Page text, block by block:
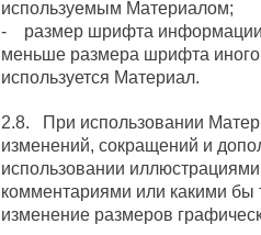
используемым Материалом;
- размер шрифта информации
меньше размера шрифта иного
используется Материал.
2.8. При использовании
изменений, сокращений и
использовании
комментариями или какими
изменение размеров